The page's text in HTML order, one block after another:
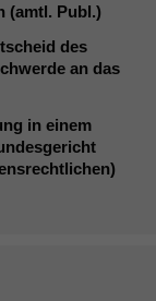
(amtl. Publ.)
des
an das
in einem